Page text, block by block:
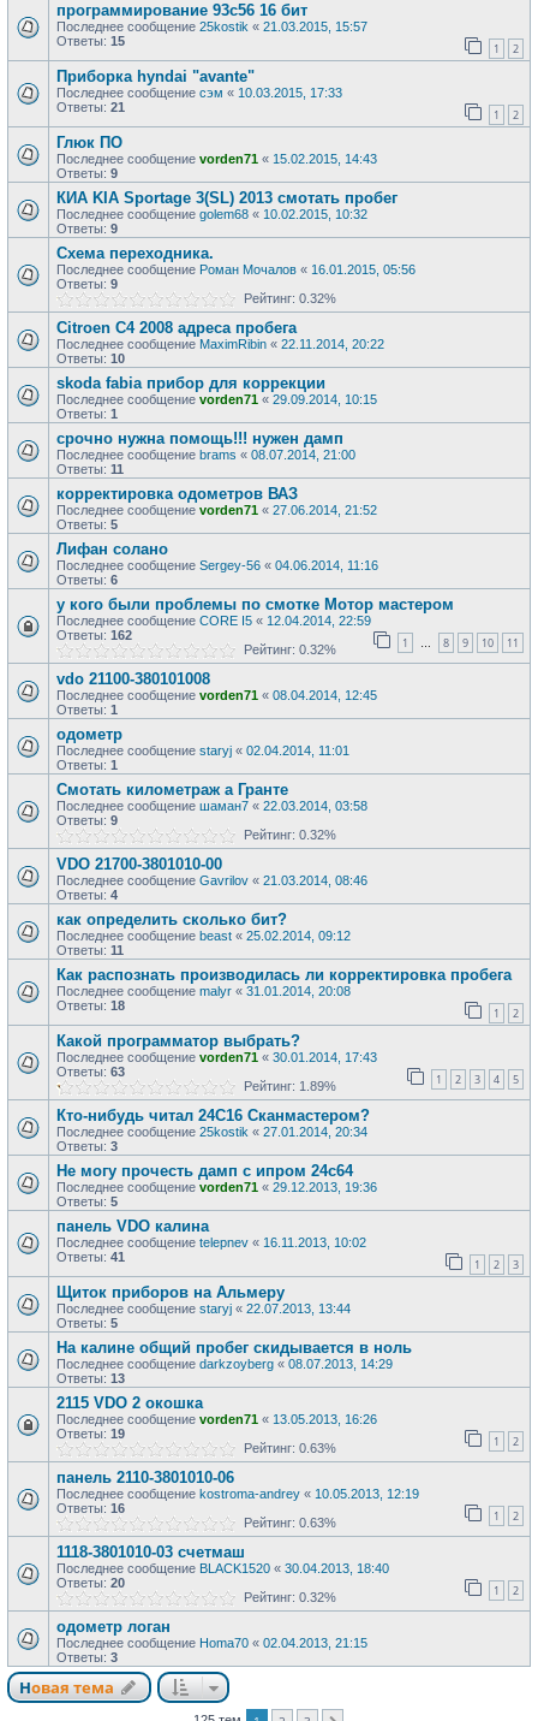
программирование 93с56 16 бит
Последнее сообщение 25kostik « 21.03.2015, 15:57
Ответы: 15 1 2
Приборка hyndai "avante"
Последнее сообщение сэм « 10.03.2015, 17:33
Ответы: 21 1 2
Глюк ПО
Последнее сообщение vorden71 « 15.02.2015, 14:43
Ответы: 9
КИА KIA Sportage 3(SL) 2013 смотать пробег
Последнее сообщение golem68 « 10.02.2015, 10:32
Ответы: 9
Схема переходника.
Последнее сообщение Роман Мочалов « 16.01.2015, 05:56
Ответы: 9
Рейтинг: 0.32%
Citroen C4 2008 адреса пробега
Последнее сообщение MaximRibin « 22.11.2014, 20:22
Ответы: 10
skoda fabia прибор для коррекции
Последнее сообщение vorden71 « 29.09.2014, 10:15
Ответы: 1
срочно нужна помощь!!! нужен дамп
Последнее сообщение brams « 08.07.2014, 21:00
Ответы: 11
корректировка одометров ВАЗ
Последнее сообщение vorden71 « 27.06.2014, 21:52
Ответы: 5
Лифан солано
Последнее сообщение Sergey-56 « 04.06.2014, 11:16
Ответы: 6
у кого были проблемы по смотке Мотор мастером
Последнее сообщение CORE I5 « 12.04.2014, 22:59
Ответы: 162 1 … 8 9 10 11
Рейтинг: 0.32%
vdo 21100-380101008
Последнее сообщение vorden71 « 08.04.2014, 12:45
Ответы: 1
одометр
Последнее сообщение staryj « 02.04.2014, 11:01
Ответы: 1
Смотать километраж а Гранте
Последнее сообщение шаман7 « 22.03.2014, 03:58
Ответы: 9
Рейтинг: 0.32%
VDO 21700-3801010-00
Последнее сообщение Gavrilov « 21.03.2014, 08:46
Ответы: 4
как определить сколько бит?
Последнее сообщение beast « 25.02.2014, 09:12
Ответы: 11
Как распознать производилась ли корректировка пробега
Последнее сообщение malyr « 31.01.2014, 20:08
Ответы: 18 1 2
Какой программатор выбрать?
Последнее сообщение vorden71 « 30.01.2014, 17:43
Ответы: 63 1 2 3 4 5
Рейтинг: 1.89%
Кто-нибудь читал 24С16 Сканмастером?
Последнее сообщение 25kostik « 27.01.2014, 20:34
Ответы: 3
Не могу прочесть дамп с ипром 24с64
Последнее сообщение vorden71 « 29.12.2013, 19:36
Ответы: 5
панель VDO калина
Последнее сообщение telepnev « 16.11.2013, 10:02
Ответы: 41 1 2 3
Щиток приборов на Альмеру
Последнее сообщение staryj « 22.07.2013, 13:44
Ответы: 5
На калине общий пробег скидывается в ноль
Последнее сообщение darkzoyberg « 08.07.2013, 14:29
Ответы: 13
2115 VDO 2 окошка
Последнее сообщение vorden71 « 13.05.2013, 16:26
Ответы: 19 1 2
Рейтинг: 0.63%
панель 2110-3801010-06
Последнее сообщение kostroma-andrey « 10.05.2013, 12:19
Ответы: 16 1 2
Рейтинг: 0.63%
1118-3801010-03 счетмаш
Последнее сообщение BLACK1520 « 30.04.2013, 18:40
Ответы: 20 1 2
Рейтинг: 0.32%
одометр логан
Последнее сообщение Homa70 « 02.04.2013, 21:15
Ответы: 3
Новая тема